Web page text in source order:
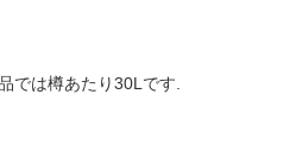
では樽あたり30Lです.